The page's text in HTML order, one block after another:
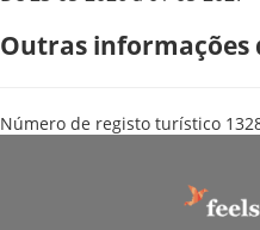
Outras informações
Número de registo turístico